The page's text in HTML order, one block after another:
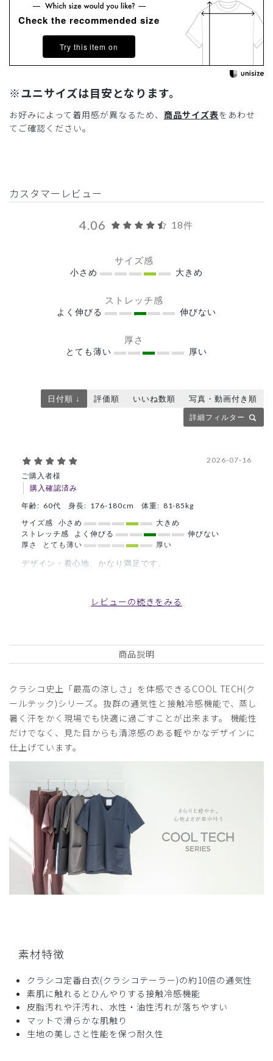
Check the recommended size
Try this item on
※ユニサイズは目安となります。
お好みによって着用感が異なるため、 商品サイズ表をあわせ
てご確認ください。
カスタマーレビュー
4.06 18件
サイズ感
小さめ 大きめ
ストレッチ感
よく伸びる 伸びない
厚さ
とても薄い 厚い
詳細フィルター
日付順 ↓ 評価順 いいね数順 写真・動画付き順
ご購入者様
購入確認済み
2026-07-16
年齢: 60代 身長: 176-180cm 体重: 81-85kg
サイズ感
小さめ
大きめ
ストレッチ感
よく伸びる
伸びない
厚さ
とても薄い 厚い
デザイン・着心地、かなり満足です。
D08メンズ白衣:ケーシー・クールテックプルー
ご購入者様
購入確認済み
2026-06-25
年齢: 60代 身長: 161-165cm 体重:
61-65kg
とても薄い
大きすぎ？
ぶかぶかして合わない。かっこ悪い。着心地がよくない。
商品：D08メンズ白衣:ケーシー・クールテックプルー
フ/白/M
役に立った 0
ご購入者様
購入確認済み
年齢:50代 身長:176-180cm 体重:71-75kg
サイズ感小さめ
大きめ
ストレッチ感 よく伸びる
伸びない
厚さとても薄い
袖まくりが，1回の洗濯で型がくずれてしまったので4点で
レビューの続きをみる
商品説明
クラシコ史上「最高の涼しさ」を体感できるCOOL TECH(ク
ールテック)シリーズ。抜群の通気性と接触冷感機能で、蒸し
暑く汗をかく現場でも快適に過ごすことが出来ます。 機能性
だけでなく、見た目からも清涼感のある軽やかなデザインに
仕上げています。
素材特徴
クラシコ定番白衣(クラシコテーラー)の約10倍の通気性
素肌に触れるとひんやりする接触冷感機能
皮脂汚れや汗汚れ、水性・油性汚れが落ちやすい
マットで滑らかな肌触り
生地の美しさと性能を保つ耐久性